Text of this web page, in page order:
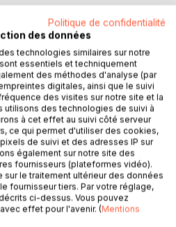
par la vie depuis dix ans.
boulots et les
le temps de trouver sa
possessions dans le coffre de
elle change de vie !
amis, de nouveaux
font que passer, Cyl ne veut
histoires sentimentales. Mais
trouvera confrontée à ses
par Lyon, l’Écosse et le
processus de vie. Elle
Elle comprend une vérité
la plus importante et doit
Politique de confidentialité
des données
technologies similaires sur notre
essentiels et techniquement
des méthodes d'analyse (par
digitales, ainsi que le suivi
des visites sur notre site et la
utilisons des technologies de suivi à
à cet effet au suivi côté serveur
ce qui permet d'utiliser des cookies,
de suivi et des adresses IP sur
également sur notre site des
fournisseurs (plateformes vidéo).
sur le traitement ultérieur des données
fournisseur tiers. Par votre réglage,
ci-dessus. Vous pouvez
effet pour l'avenir. (Mentions